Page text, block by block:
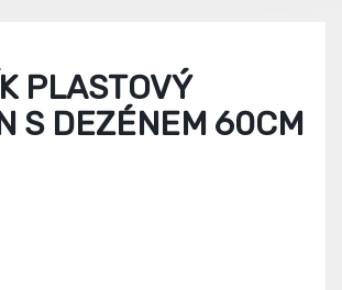
PLASTOVÝ
S DEZÉNEM 60CM